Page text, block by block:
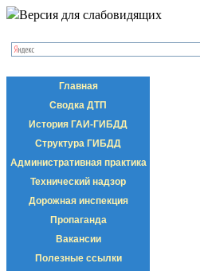
Версия для слабовидящих
Главная
Сводка ДТП
История ГАИ-ГИБДД
Структура ГИБДД
Административная практика
Технический надзор
Дорожная инспекция
Пропаганда
Вакансии
Полезные ссылки